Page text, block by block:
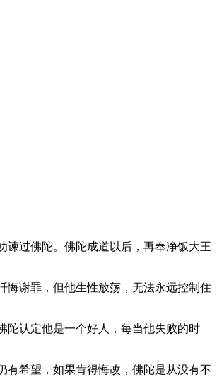
过佛陀。佛陀成道以后，再奉净饭大王
谢罪，但他生性放荡，无法永远控制住
认定他是一个好人，每当他失败的时
希望，如果肯得悔改，佛陀是从没有不